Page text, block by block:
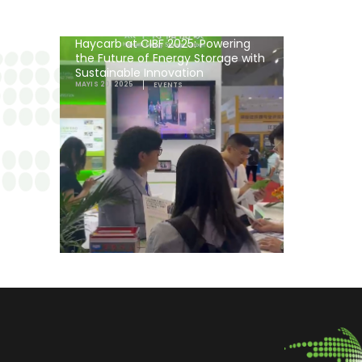
Haycarb at CIBF 2025: Powering
the Future of Energy Storage with
Sustainable Innovation
MAYIS 20, 2025 EVENTS